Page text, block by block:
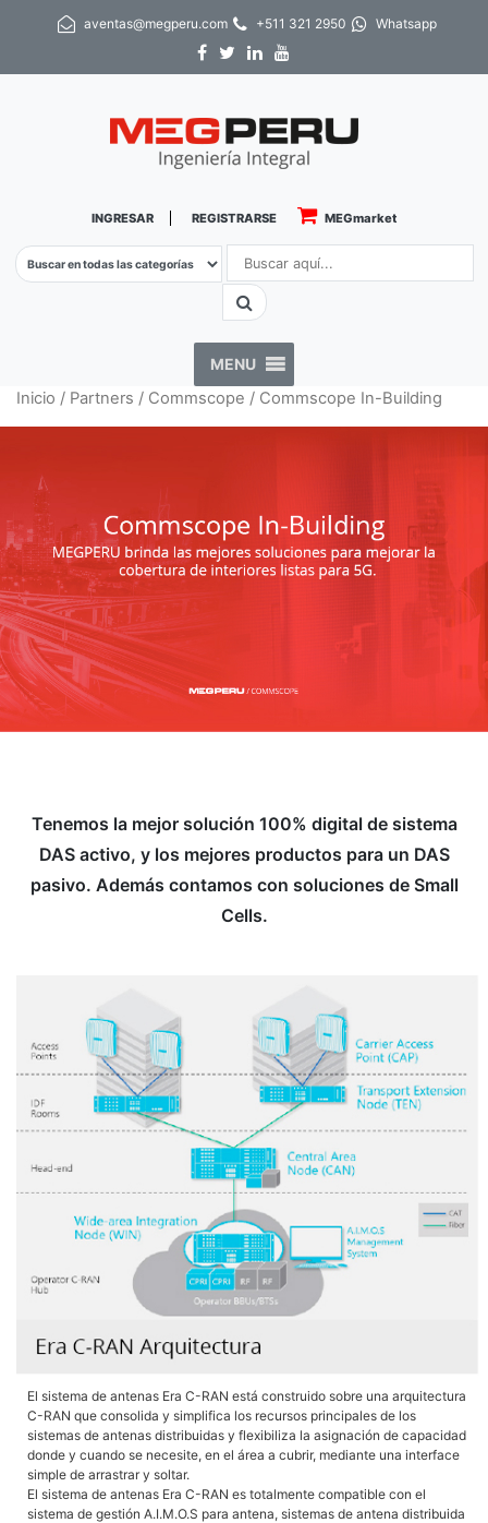
aventas@megperu.com +511 321 2950 Whatsapp
INGRESAR REGISTRARSE MEGmarket
MENU
Inicio / Partners / Commscope / Commscope In-Building
Tenemos la mejor solución 100% digital de sistema
DAS activo, y los mejores productos para un DAS
pasivo. Además contamos con soluciones de Small
Cells.
El sistema de antenas Era C-RAN está construido sobre una arquitectura
C-RAN que consolida y simplifica los recursos principales de los
sistemas de antenas distribuidas y flexibiliza la asignación de capacidad
donde y cuando se necesite, en el área a cubrir, mediante una interface
simple de arrastrar y soltar.
El sistema de antenas Era C-RAN es totalmente compatible con el
sistema de gestión A.I.M.O.S para antena, sistemas de antena distribuida